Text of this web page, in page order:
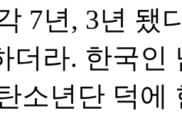
7년, 3년 됐
더라. 한국인
소년단 덕에